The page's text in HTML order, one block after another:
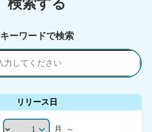
検索する
キーワードで検索
リリース日
月 ～